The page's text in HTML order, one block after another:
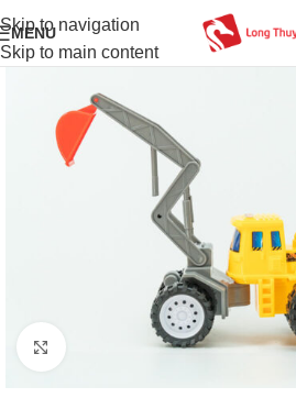
Skip to navigation
Skip to main content
MENU
Click to enlarge